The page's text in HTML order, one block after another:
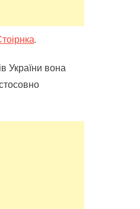
.
України вона